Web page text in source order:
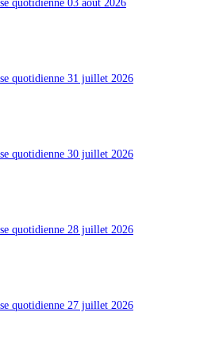
quotidienne 03 août 2026
quotidienne 31 juillet 2026
quotidienne 30 juillet 2026
quotidienne 28 juillet 2026
quotidienne 27 juillet 2026